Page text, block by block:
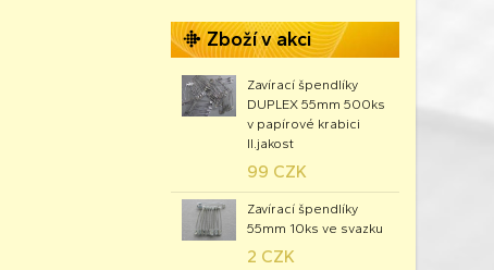
Zboží v akci
Zavírací špendlíky
DUPLEX 55mm 500ks
v papírové krabici
II.jakost
99 CZK
Zavírací špendlíky
55mm 10ks ve svazku
2 CZK